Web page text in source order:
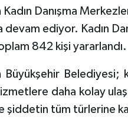
Danışma
devam ediyor. Kadın
842 kişi yararlandı.
Büyükşehir Belediyesi;
daha kolay
şiddetin tüm türlerine